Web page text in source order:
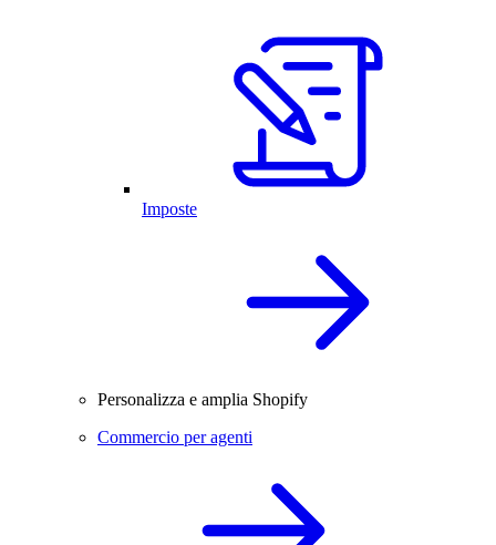
Imposte
Personalizza e amplia Shopify
Commercio per agenti